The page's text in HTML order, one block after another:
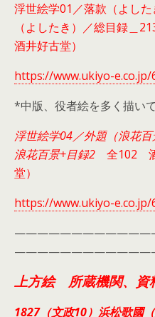
浮世絵学01／落款（よし
（よしたき）／総目録＿
酒井好古堂）
https://www.ukiyo-e.co.jp/
*中版、役者絵を多く描いて
浮世絵学04／外題（浪花
浪花百景+目録2 全102 酒
堂）
https://www.ukiyo-e.co.jp/
上方絵 所蔵機関、資
1827（文政10）浜松歌國